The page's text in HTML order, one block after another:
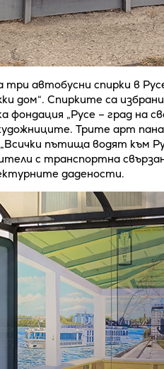
автобусни спирки в
дом“. Спирките са
„Русе – град на
Трите арт
пътища водят към
с транспортна
дадености.